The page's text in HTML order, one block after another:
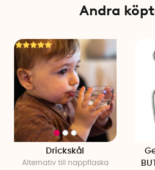
Tillverkningsland: Tyskland
Andra
Drickskål
Alternativ till nappflaska